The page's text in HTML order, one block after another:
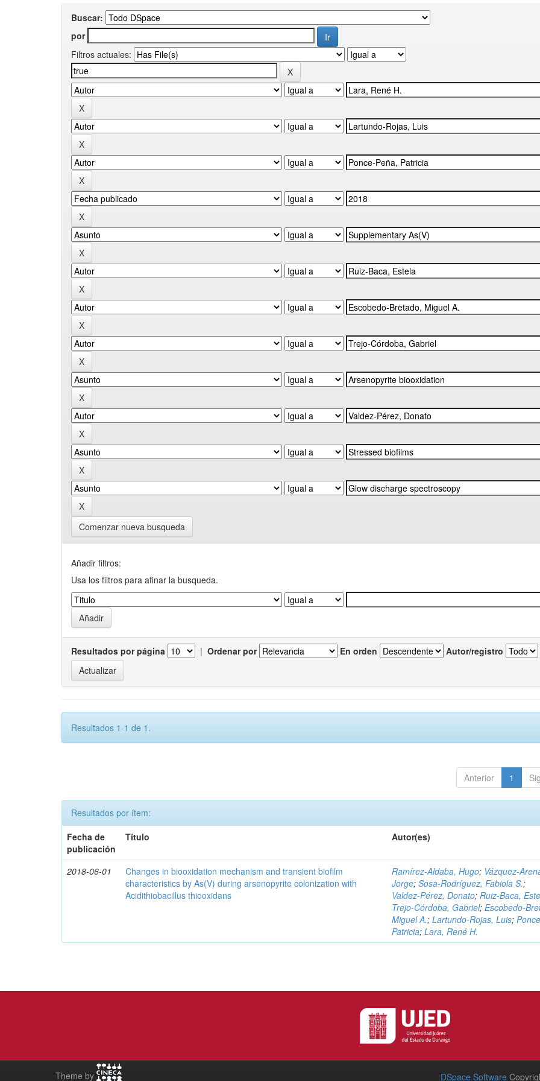
Buscar:
por
Filtros actuales:
Comenzar nueva busqueda
Añadir filtros:
Usa los filtros para afinar la busqueda.
Resultados por página | Ordenar por En orden Autor/registro
Resultados 1-1 de 1.
Anterior 1
Resultados por ítem:
Fecha de
publicación
Título Autor(es)
2018-06-01
Changes in biooxidation mechanism and transient biofilm
characteristics by As(V) during arsenopyrite colonization with
Acidithiobacillus thiooxidans
Ramírez‑Aldaba, Hugo;
Jorge;Sosa‑Rodríguez, Fabiola S.;
Valdez‑Pérez, Donato;Ruiz‑Baca,
Trejo‑Córdoba, Gabriel;
Miguel A.;Lartundo‑Rojas, Luis;
Patricia;Lara, René H.
Theme by DSpace Software